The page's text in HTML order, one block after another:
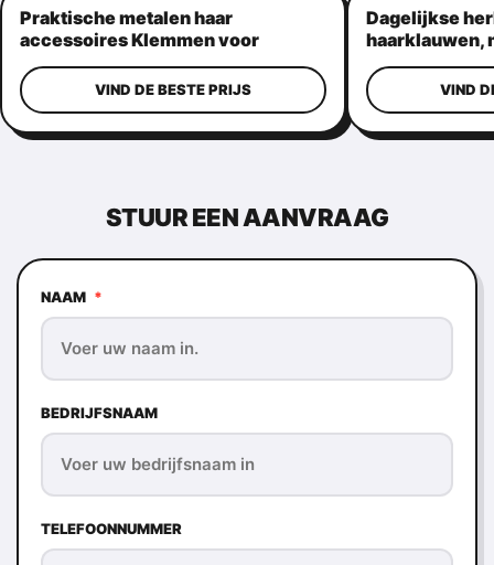
Praktische metalen haar
accessoires Klemmen voor
vrouwen
VIND DE BESTE PRIJS
Dagelijkse
haarklauwen,
metalen
VIND
STUUR EEN AANVRAAG
NAAM *
BEDRIJFSNAAM
TELEFOONNUMMER